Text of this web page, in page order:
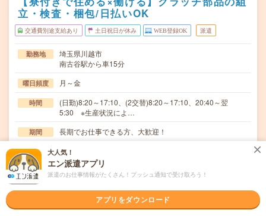
立・検査・梱包/日払いOK
交通費別途支給あり 土日祝日が休み WEB登録OK 派遣
勤務地
埼玉県川越市
南古谷駅から車15分
曜日頻度 月～金
時間
(日勤)8:20～17:10、(2交替)8:20～17:10、20:40～翌
5:30 ※生産状況によ…
期間 長期でお仕事できる方、大歓迎！
時給
時給1600～2000円 月収例35万1000円以上可(8時間×21
日+残業・深夜手当)※2交替の場合
交通費
交通費規定内支給
仕事内容
クラッチ部品の組立、検査、梱包、運搬工具を使用しての
大人気！
エン派遣アプリ
派遣のお仕事情報がたくさん！プッシュ通知で受け取ろう！
アプリをダウンロード